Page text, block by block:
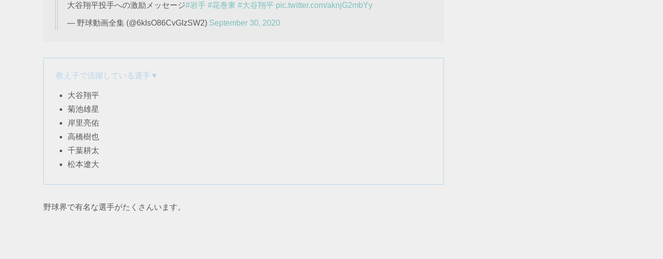
大谷翔平投手への激励メッセージ#岩手 #花巻東 #大谷翔平 pic.twitter.com/aknjG2mbYy
— 野球動画全集 (@6kIsO86CvGIzSW2) September 30, 2020
教え子で活躍している選手▼
大谷翔平
菊池雄星
岸里亮佑
高橋樹也
千葉耕太
松本遼大
野球界で有名な選手がたくさんいます。